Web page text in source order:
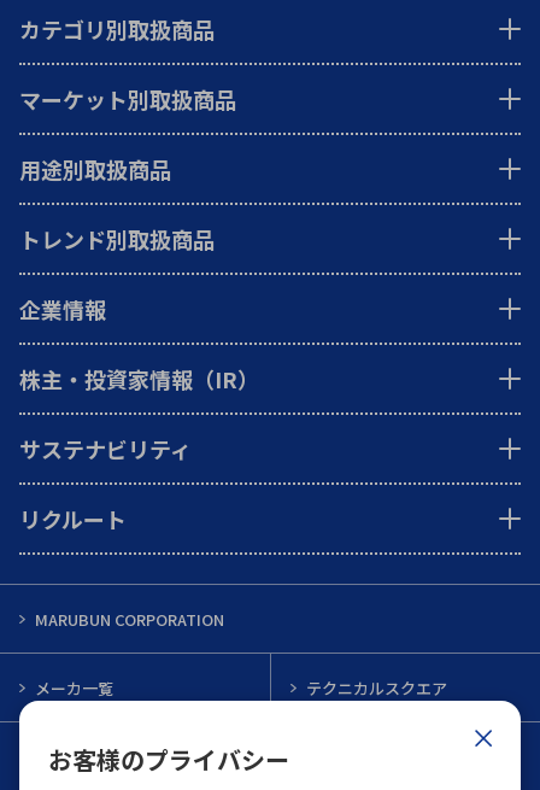
お客様のプライバシー
カテゴリ別取扱商品
マーケット別取扱商品
用途別取扱商品
トレンド別取扱商品
企業情報
株主・投資家情報（IR）
サステナビリティ
リクルート
MARUBUN CORPORATION
メーカ一覧 テクニカルスクエア
インフォメーション